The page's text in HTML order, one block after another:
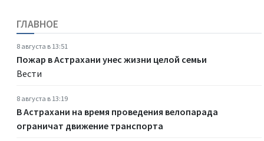
ГЛАВНОЕ
8 августа в 13:51
Пожар в Астрахани унес жизни целой семьи
Вести
8 августа в 13:19
В Астрахани на время проведения велопарада
ограничат движение транспорта